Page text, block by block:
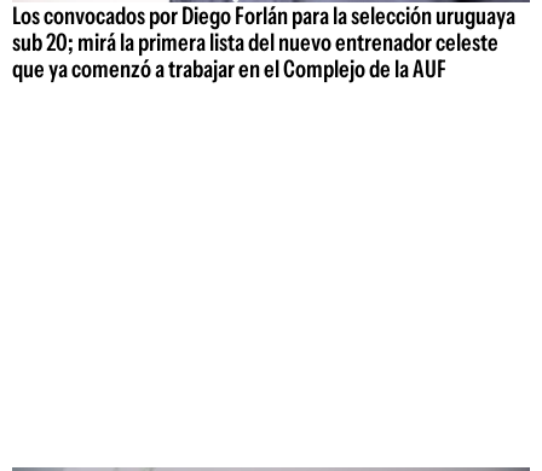
Los convocados por Diego Forlán para la selección uruguaya
sub 20; mirá la primera lista del nuevo entrenador celeste
que ya comenzó a trabajar en el Complejo de la AUF